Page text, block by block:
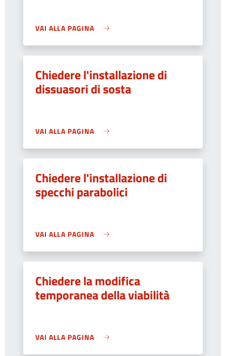
VAI ALLA PAGINA
Chiedere l'installazione di
dissuasori di sosta
VAI ALLA PAGINA
Chiedere l'installazione di
specchi parabolici
VAI ALLA PAGINA
Chiedere la modifica
temporanea della viabilità
VAI ALLA PAGINA